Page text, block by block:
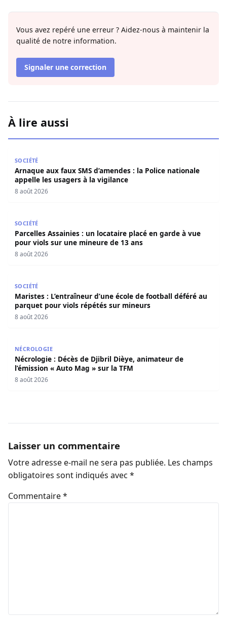
Vous avez repéré une erreur ? Aidez-nous à maintenir la
qualité de notre information.
Signaler une correction
À lire aussi
SOCIÉTÉ
Arnaque aux faux SMS d’amendes : la Police nationale
appelle les usagers à la vigilance
8 août 2026
SOCIÉTÉ
Parcelles Assainies : un locataire placé en garde à vue
pour viols sur une mineure de 13 ans
8 août 2026
SOCIÉTÉ
Maristes : L’entraîneur d’une école de football déféré au
parquet pour viols répétés sur mineurs
8 août 2026
NÉCROLOGIE
Nécrologie : Décès de Djibril Dièye, animateur de
l’émission « Auto Mag » sur la TFM
8 août 2026
Laisser un commentaire
Votre adresse e-mail ne sera pas publiée. Les champs
obligatoires sont indiqués avec *
Commentaire*